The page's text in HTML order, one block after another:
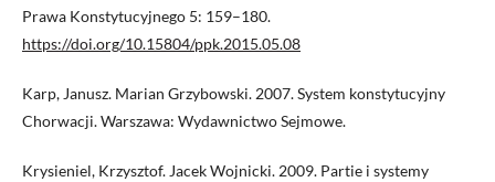
Prawa Konstytucyjnego 5: 159–180.
https://doi.org/10.15804/ppk.2015.05.08
Karp, Janusz. Marian Grzybowski. 2007. System konstytucyjny
Chorwacji. Warszawa: Wydawnictwo Sejmowe.
Krysieniel, Krzysztof. Jacek Wojnicki. 2009. Partie i systemy